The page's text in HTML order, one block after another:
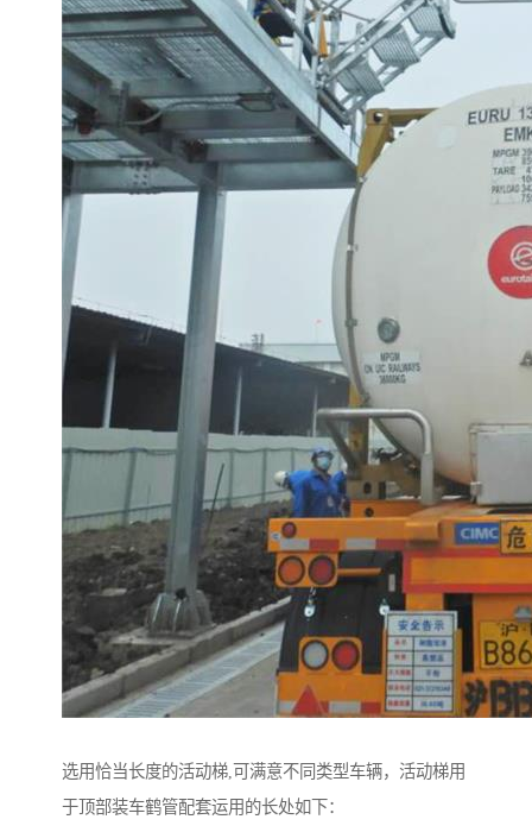
选用恰当长度的活动梯,可满意不同类型车辆，活动梯用
于顶部装车鹤管配套运用的长处如下：